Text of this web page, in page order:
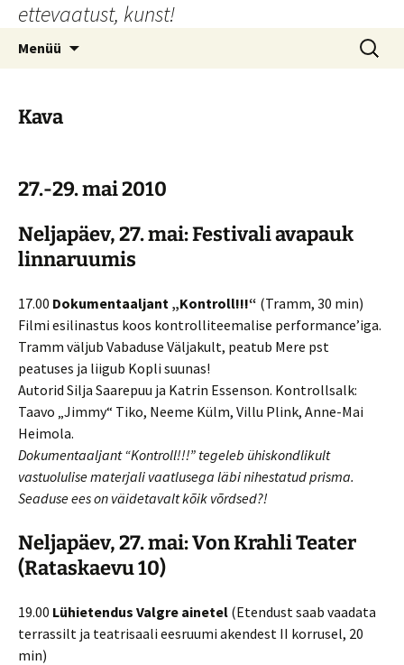
Liigu
sisu
juurde
ettevaatust, kunst!
Menüü Otsi:
Kava
27.-29. mai 2010
Neljapäev, 27. mai: Festivali avapauk
linnaruumis
17.00 Dokumentaaljant „Kontroll!!!“ (Tramm, 30 min)
Filmi esilinastus koos kontrolliteemalise performance’iga.
Tramm väljub Vabaduse Väljakult, peatub Mere pst
peatuses ja liigub Kopli suunas!
Autorid Silja Saarepuu ja Katrin Essenson. Kontrollsalk:
Taavo „Jimmy“ Tiko, Neeme Külm, Villu Plink, Anne-Mai
Heimola.
Dokumentaaljant “Kontroll!!!” tegeleb ühiskondlikult
vastuolulise materjali vaatlusega läbi nihestatud prisma.
Seaduse ees on väidetavalt kõik võrdsed?!
Neljapäev, 27. mai: Von Krahli Teater
(Rataskaevu 10)
19.00 Lühietendus Valgre ainetel (Etendust saab vaadata
terrassilt ja teatrisaali eesruumi akendest II korrusel, 20
min)